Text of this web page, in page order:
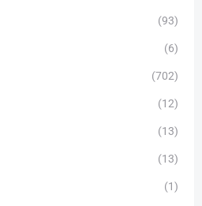
(93)
(6)
(702)
(12)
(13)
(13)
(1)